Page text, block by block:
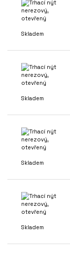
Skladem
Skladem
Skladem
Skladem